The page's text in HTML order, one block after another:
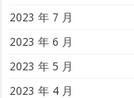
2023 年 7 月
2023 年 6 月
2023 年 5 月
2023 年 4 月